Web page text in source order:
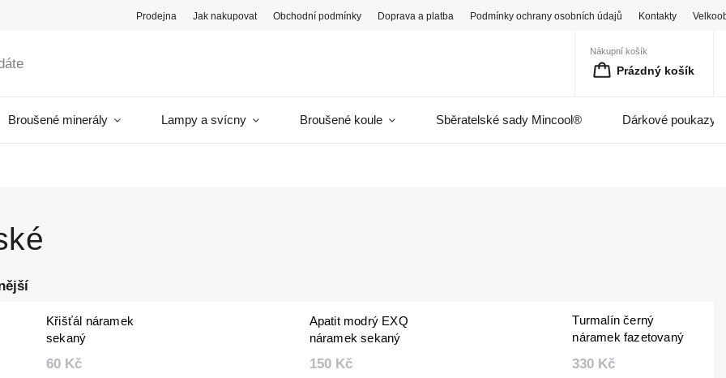
Prodejna Jak nakupovat Obchodní podmínky Doprava a platba Podmínky ochrany osobních údajů Kontakty
Nákupní košík
Prázdný košík
Broušené minerály Lampy a svícny Broušené koule Sběratelské sady Mincool® Dárkové poukazy
Křišťál náramek
sekaný
60 Kč
Apatit modrý EXQ
náramek sekaný
150 Kč
Turmalín černý
náramek fazetovaný
330 Kč